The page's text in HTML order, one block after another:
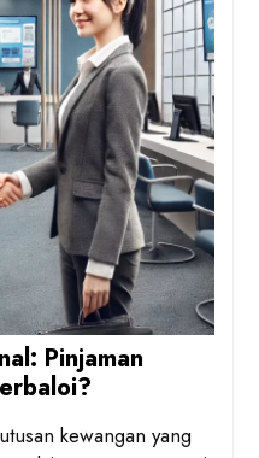
Pinjaman
kewangan yang